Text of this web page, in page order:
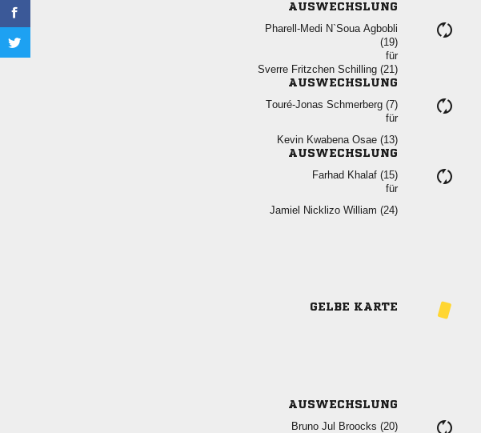
AUSWECHSLUNG
  

für
   
AUSWECHSLUNG
  
für
   
AUSWECHSLUNG
  
für
   
GELBE KARTE
AUSWECHSLUNG
   